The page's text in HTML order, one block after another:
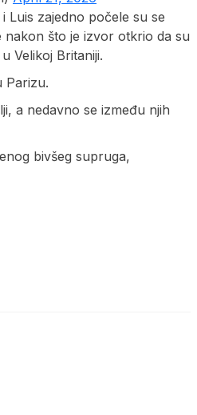
Luis zajedno počele su se
nakon što je izvor otkrio da su
Velikoj Britaniji.
Parizu.
a nedavno se između njih
bivšeg supruga,